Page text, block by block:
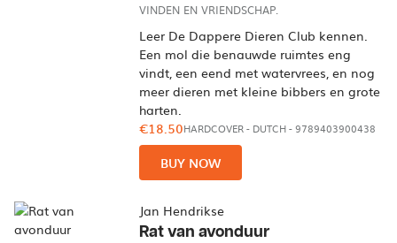
VINDEN EN VRIENDSCHAP.
Leer De Dappere Dieren Club kennen.
Een mol die benauwde ruimtes eng
vindt, een eend met watervrees, en nog
meer dieren met kleine bibbers en grote
harten.
€18.50HARDCOVER- DUTCH- 9789403900438
BUY NOW
Jan Hendrikse
Rat van avonduur